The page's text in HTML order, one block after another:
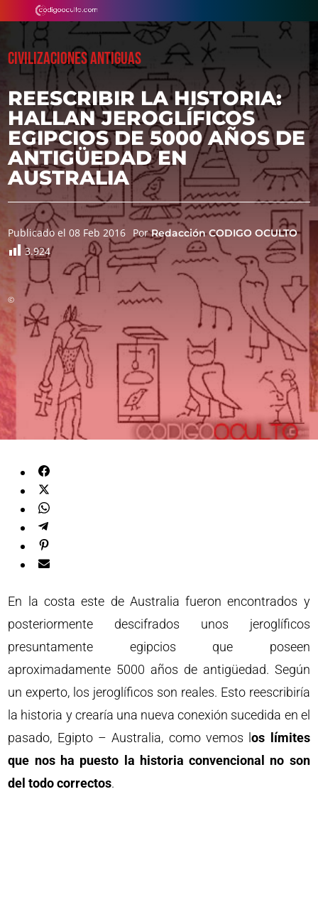
CIVILIZACIONES ANTIGUAS
REESCRIBIR LA HISTORIA:
HALLAN JEROGLÍFICOS
EGIPCIOS DE 5000 AÑOS DE
ANTIGÜEDAD EN
AUSTRALIA
Publicado el 08 Feb 2016 PorRedacción CODIGO OCULTO
3.924
©
En la costa este de Australia fueron encontrados y
posteriormente descifrados unos jeroglíficos
presuntamente egipcios que poseen
aproximadamente 5000 años de antigüedad. Según
un experto, los jeroglíficos son reales. Esto reescribiría
la historia y crearía una nueva conexión sucedida en el
pasado, Egipto – Australia, como vemos los límites
que nos ha puesto la historia convencional no son
del todo correctos.